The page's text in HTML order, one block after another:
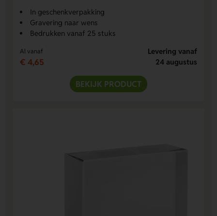
In geschenkverpakking
Gravering naar wens
Bedrukken vanaf 25 stuks
Al vanaf
€ 4,65
Levering vanaf
24 augustus
BEKIJK PRODUCT